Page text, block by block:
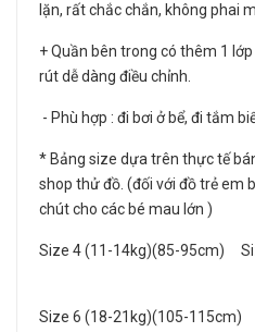
lặn, rất chắc chắn, không phai
+ Quần bên trong có thêm 1
rút dễ dàng điều chỉnh.
- Phù hợp : đi bơi ở bể, đi tắm
* Bảng size dựa trên thực tế
shop thử đồ. (đối với đồ trẻ em
chút cho các bé mau lớn )
Size 4 (11-14kg)(85-95cm)
Size 6 (18-21kg)(105-